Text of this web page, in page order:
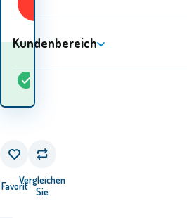
auf
Waren
FavoritVergleichen
Sie
Kundenbereich